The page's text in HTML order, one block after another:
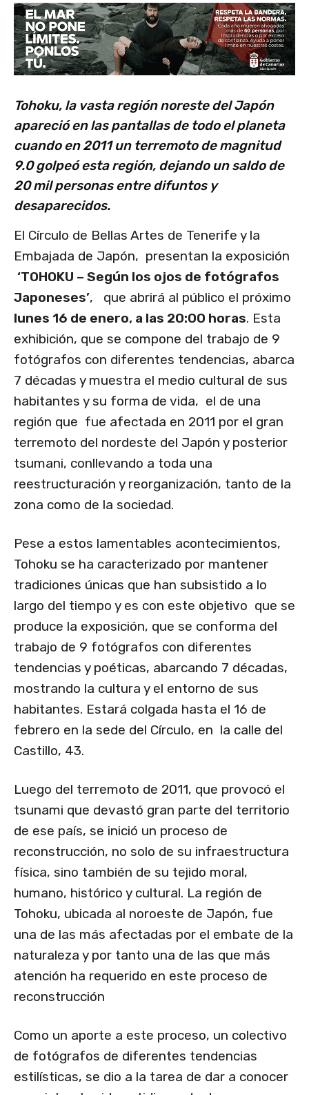
Tohoku, la vasta región noreste del Japón
apareció en las pantallas de todo el planeta
cuando en 2011 un terremoto de magnitud
9.0 golpeó esta región, dejando un saldo de
20 mil personas entre difuntos y
desaparecidos.
El Círculo de Bellas Artes de Tenerife y la
Embajada de Japón, presentan la exposición
‘TOHOKU – Según los ojos de fotógrafos
Japoneses’, que abrirá al público el próximo
lunes 16 de enero, a las 20:00 horas. Esta
exhibición, que se compone del trabajo de 9
fotógrafos con diferentes tendencias, abarca
7 décadas y muestra el medio cultural de sus
habitantes y su forma de vida, el de una
región que fue afectada en 2011 por el gran
terremoto del nordeste del Japón y posterior
tsumani, conllevando a toda una
reestructuración y reorganización, tanto de la
zona como de la sociedad.
Pese a estos lamentables acontecimientos,
Tohoku se ha caracterizado por mantener
tradiciones únicas que han subsistido a lo
largo del tiempo y es con este objetivo que se
produce la exposición, que se conforma del
trabajo de 9 fotógrafos con diferentes
tendencias y poéticas, abarcando 7 décadas,
mostrando la cultura y el entorno de sus
habitantes. Estará colgada hasta el 16 de
febrero en la sede del Círculo, en la calle del
Castillo, 43.
Luego del terremoto de 2011, que provocó el
tsunami que devastó gran parte del territorio
de ese país, se inició un proceso de
reconstrucción, no solo de su infraestructura
física, sino también de su tejido moral,
humano, histórico y cultural. La región de
Tohoku, ubicada al noroeste de Japón, fue
una de las más afectadas por el embate de la
naturaleza y por tanto una de las que más
atención ha requerido en este proceso de
reconstrucción
Como un aporte a este proceso, un colectivo
de fotógrafos de diferentes tendencias
estilísticas, se dio a la tarea de dar a conocer